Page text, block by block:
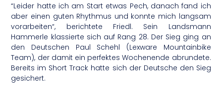
“Leider hatte ich am Start etwas Pech, danach fand ich
aber einen guten Rhythmus und konnte mich langsam
vorarbeiten“, berichtete Friedl. Sein Landsmann
Hammerle klassierte sich auf Rang 28. Der Sieg ging an
den Deutschen Paul Schehl (Lexware Mountainbike
Team), der damit ein perfektes Wochenende abrundete.
Bereits im Short Track hatte sich der Deutsche den Sieg
gesichert.